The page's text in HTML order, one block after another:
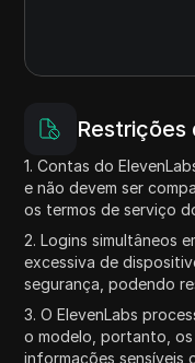
Restrições
1. Contas do
e não devem ser
os termos de serviço
2. Logins simultâneos
excessiva de
segurança, podendo
3. O ElevenLabs
o modelo, portanto,
informações sensíveis